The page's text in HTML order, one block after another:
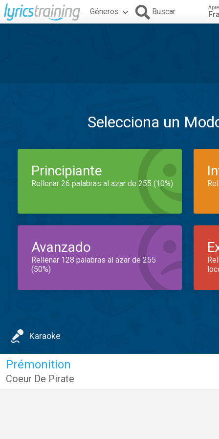
Géneros Buscar
Selecciona un
Principiante
Rellenar 26 palabras al azar de 255 (10%)
Avanzado
Rellenar 128 palabras al azar de 255
(50%)
Karaoke
Prémonition
Coeur De Pirate